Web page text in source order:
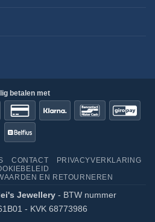
Credit
Card
2
Klarna Bancontact
Belfius
CONTACT
PRIVACYVERKLARING
EN RETOURNEREN
Jewellery - BTW nummer
- KVK 68773986